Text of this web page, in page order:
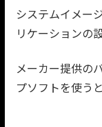
システムイメー
リケーションの
メーカー提供の
プソフトを使う